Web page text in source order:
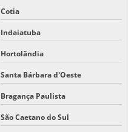
Cotia
Indaiatuba
Hortolândia
Santa Bárbara d'Oeste
Bragança Paulista
São Caetano do Sul